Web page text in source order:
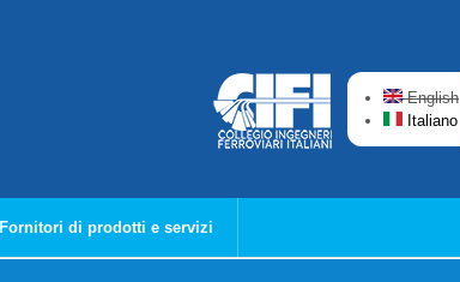
English
Italiano
Fornitori di prodotti e servizi